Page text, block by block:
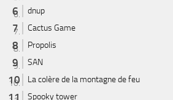
dnup
Cactus Game
Propolis
SAN
La colère de la montagne de feu
Spooky tower